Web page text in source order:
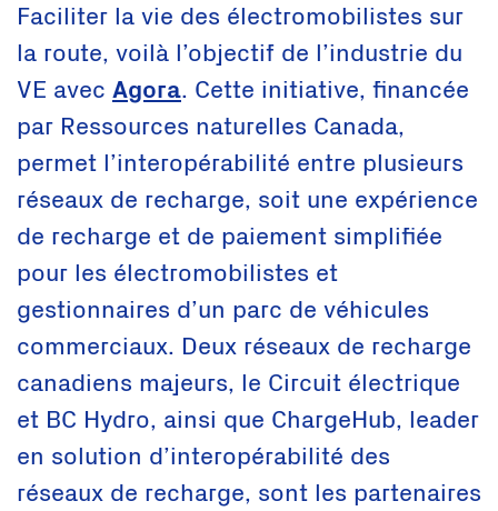
Faciliter la vie des électromobilistes sur
la route, voilà l’objectif de l’industrie du
VE avec Agora. Cette initiative, financée
par Ressources naturelles Canada,
permet l’interopérabilité entre plusieurs
réseaux de recharge, soit une expérience
de recharge et de paiement simplifiée
pour les électromobilistes et
gestionnaires d’un parc de véhicules
commerciaux. Deux réseaux de recharge
canadiens majeurs, le Circuit électrique
et BC Hydro, ainsi que ChargeHub, leader
en solution d’interopérabilité des
réseaux de recharge, sont les partenaires